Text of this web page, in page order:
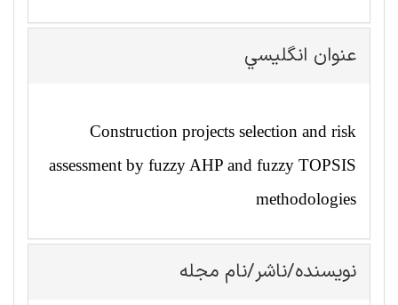
عنوان انگليسي
Construction projects selection and risk
assessment by fuzzy AHP and fuzzy TOPSIS
methodologies
نویسنده/ناشر/نام مجله